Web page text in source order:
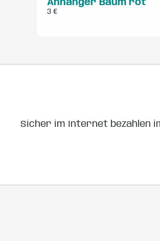
Anhänger Baum rot
3 €
Sicher im Internet bezahlen